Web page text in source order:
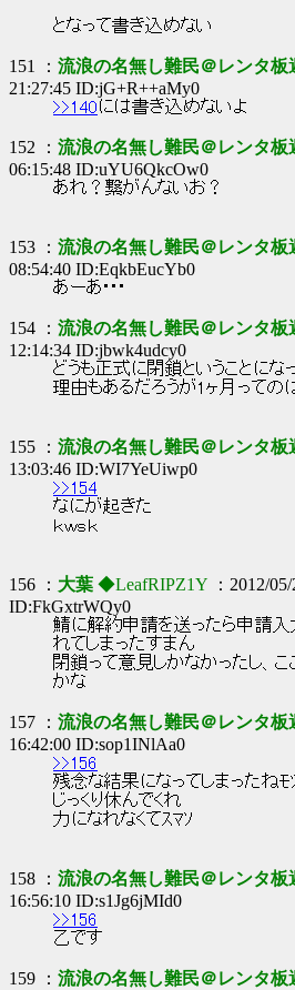
となって書き込めない
151 ： 流浪の名無し難民＠レンタ板
21:27:45 ID:jG+R++aMy0
>>140には書き込めないよ
152 ： 流浪の名無し難民＠レンタ板
06:15:48 ID:uYU6QkcOw0
あれ？繋がんないお？
153 ： 流浪の名無し難民＠レンタ板
08:54:40 ID:EqkbEucYb0
あーあ･･･
154 ： 流浪の名無し難民＠レンタ板
12:14:34 ID:jbwk4udcy0
どうも正式に閉鎖ということにな
理由もあるだろうが1ヶ月っての
155 ： 流浪の名無し難民＠レンタ板
13:03:46 ID:WI7YeUiwp0
>>154
なにが起きた
ｋｗｓｋ
156 ： 大葉 ◆LeafRIPZ1Y
：2012/
ID:FkGxtrWQy0
鯖に解約申請を送ったら申請入
れてしまったすまん
閉鎖って意見しかなかったし、こ
かな
157 ： 流浪の名無し難民＠レンタ板
16:42:00 ID:sop1INlAa0
>>156
残念な結果になってしまったね
じっくり休んでくれ
力になれなくてｽﾏｿ
158 ： 流浪の名無し難民＠レンタ板
16:56:10 ID:s1Jg6jMId0
>>156
乙です
159 ： 流浪の名無し難民＠レンタ板